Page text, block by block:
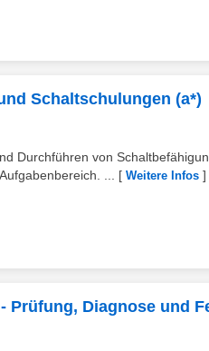
Schaltschulungen (a*)
Durchführen von
...
[ Weitere Infos ]
Prüfung, Diagnose und